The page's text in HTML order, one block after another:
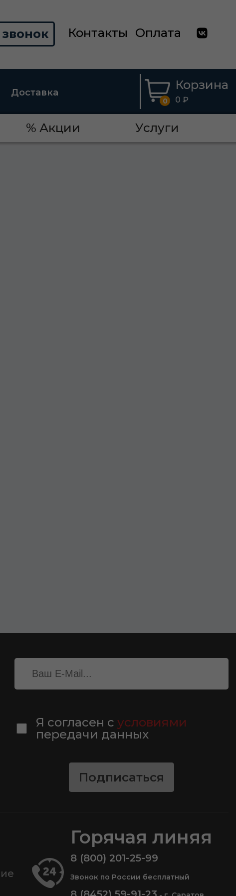
звонок Контакты Оплата
Доставка
0
Корзина
0 ₽
% Акции Услуги
Я согласен сусловиями
передачи данных
Подписаться
Горячая линяя
8 (800) 201-25-99
Звонок по России бесплатный